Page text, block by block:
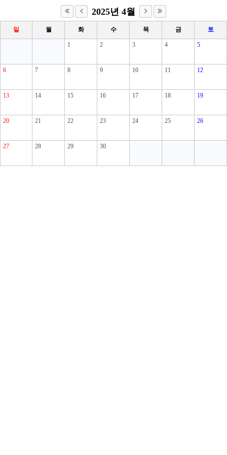
2025년 4월
일 월 화 수 목 금 토
1 2 3 4 5
6 7 8 9 10 11 12
13 14 15 16 17 18 19
20 21 22 23 24 25 26
27 28 29 30